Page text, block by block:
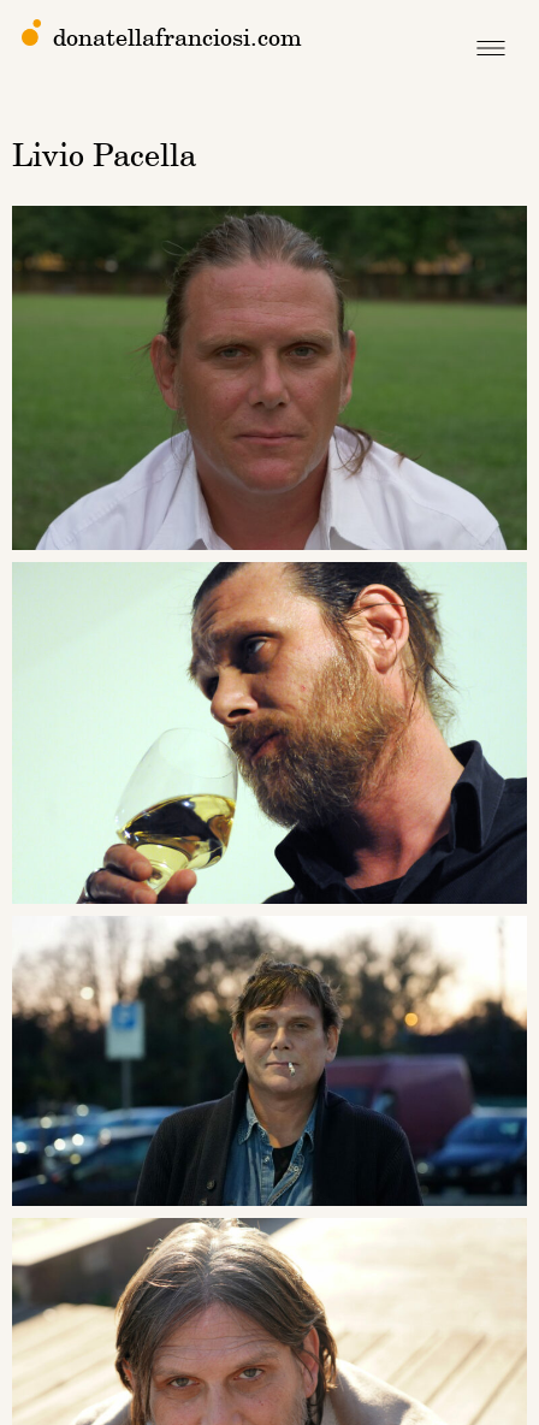
donatellafranciosi.com
Livio Pacella